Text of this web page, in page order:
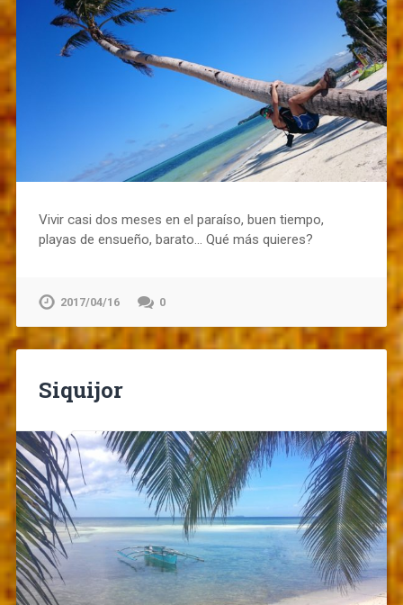
Vivir casi dos meses en el paraíso, buen tiempo,
playas de ensueño, barato… Qué más quieres?
2017/04/16 0
Siquijor